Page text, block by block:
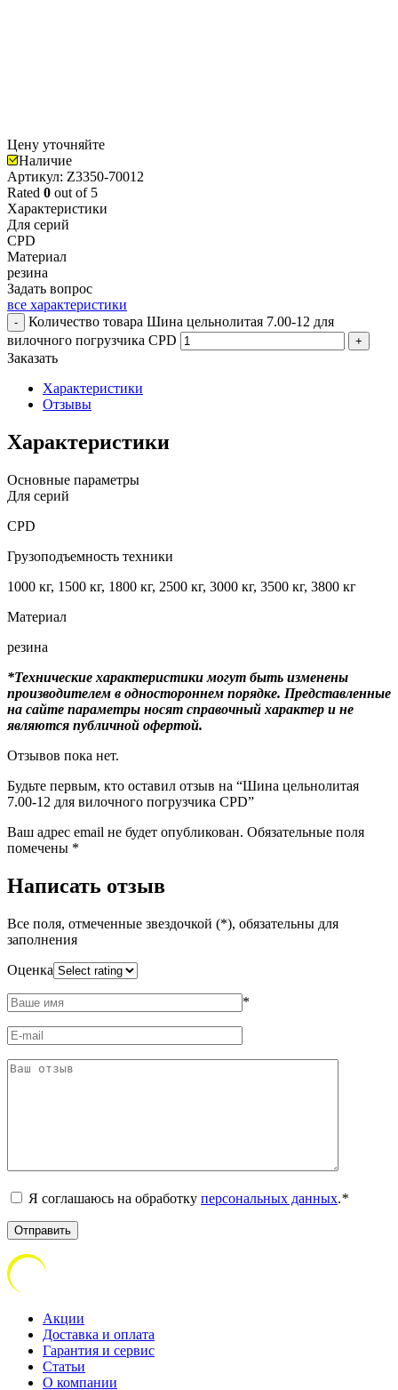
Цену уточняйте
Наличие
Aртикул: Z3350-70012
Rated 0 out of 5
Характеристики
Для серий
CPD
Материал
резина
Задать вопрос
все характеристики
-
Количество товара Шина цельнолитая 7.00-12 для
вилочного погрузчика CPD
+
Заказать
Характеристики
Отзывы
Характеристики
Основные параметры
Для серий
CPD
Грузоподъемность техники
1000 кг, 1500 кг, 1800 кг, 2500 кг, 3000 кг, 3500 кг, 3800 кг
Материал
резина
*Технические характеристики могут быть изменены
производителем в одностороннем порядке. Представленные
на сайте параметры носят справочный характер и не
являются публичной офертой.
Отзывов пока нет.
Будьте первым, кто оставил отзыв на “Шина цельнолитая
7.00-12 для вилочного погрузчика CPD”
Ваш адрес email не будет опубликован. Обязательные поля
помечены *
Написать отзыв
Все поля, отмеченные звездочкой (*), обязательны для
заполнения
Оценка
*
Я соглашаюсь на обработку персональных данных.*
Акции
Доставка и оплата
Гарантия и сервис
Статьи
О компании